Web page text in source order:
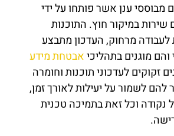
מבוססי ענן אשר פותחו על ידי
שירות במיקור חוץ. התוכנות
לעבודה מרחוק, העדכון מתבצע
מוגנים בתהליכיאבטחת מידע
זקוקים לעדכוני תוכנות וחומרה
לשמור על יעילות לאורך זמן,
נקודה וכל זאת בתמיכה טכנית